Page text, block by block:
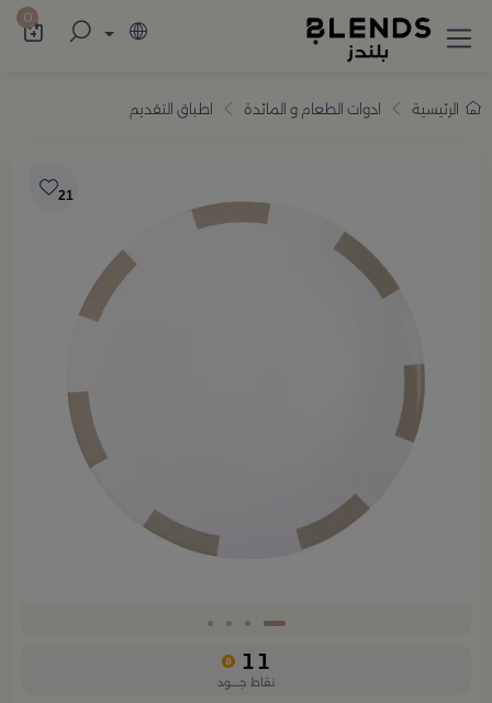
تسوّق من بلندز تشكيلة تضم ترامس القهوة 0
الرئيسية ادوات الطعام و المائدة اطباق التقديم
21
11
نقاط جــــود